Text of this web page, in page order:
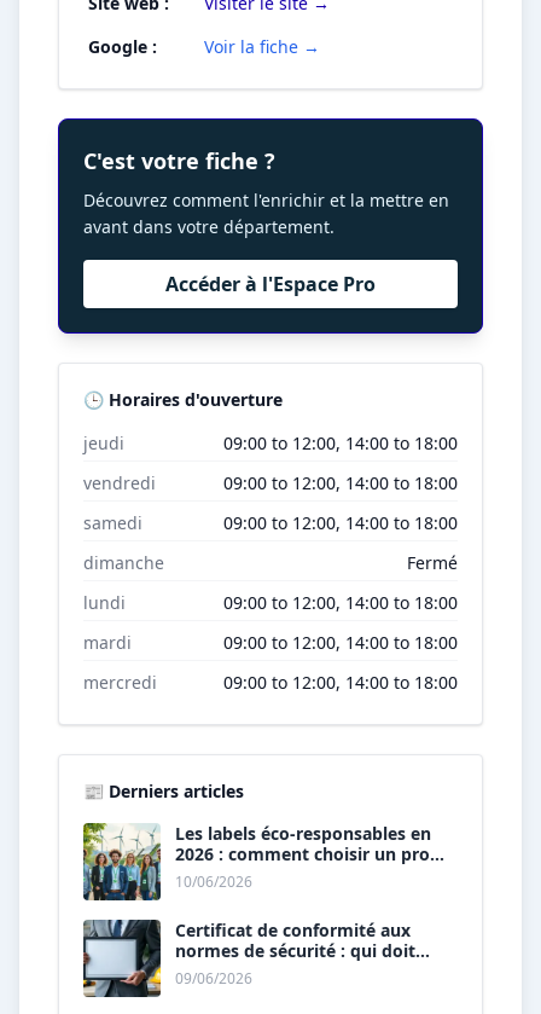
Google :
Voir la fiche →
C'est votre fiche ?
Découvrez comment l'enrichir et la mettre en
avant dans votre département.
Accéder à l'Espace Pro
🕒 Horaires d'ouverture
jeudi
09:00 to 12:00, 14:00 to 18:00
vendredi
09:00 to 12:00, 14:00 to 18:00
samedi
09:00 to 12:00, 14:00 to 18:00
dimanche
Fermé
lundi
09:00 to 12:00, 14:00 to 18:00
mardi
09:00 to 12:00, 14:00 to 18:00
mercredi
09:00 to 12:00, 14:00 to 18:00
📰 Derniers articles
Les labels éco-responsables en
2026 : comment choisir un pro
« vert » ?
10/06/2026
Certificat de conformité aux
normes de sécurité : qui doit
vous le délivrer ?
09/06/2026